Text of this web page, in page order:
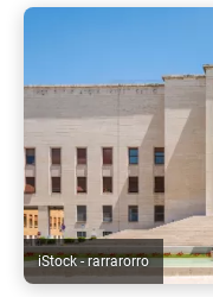
iStock - rarrarorro